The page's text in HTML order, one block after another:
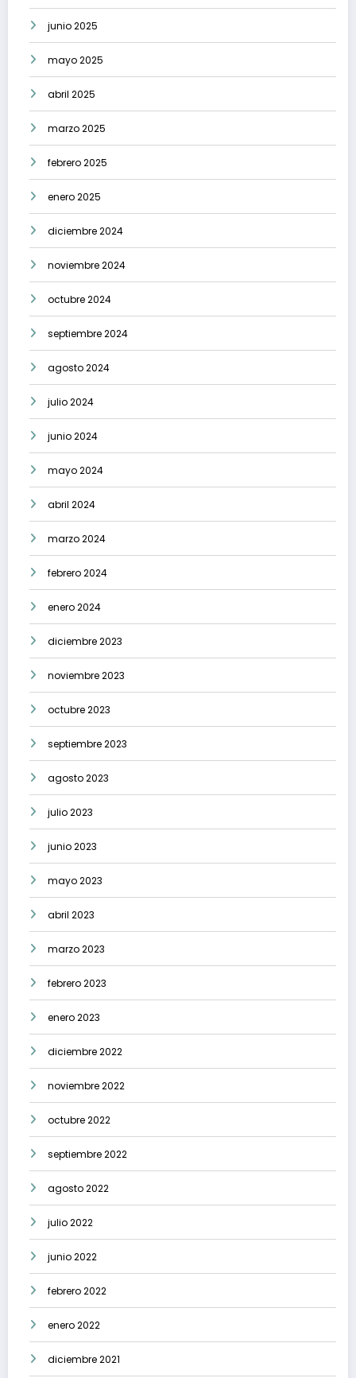
junio 2025
mayo 2025
abril 2025
marzo 2025
febrero 2025
enero 2025
diciembre 2024
noviembre 2024
octubre 2024
septiembre 2024
agosto 2024
julio 2024
junio 2024
mayo 2024
abril 2024
marzo 2024
febrero 2024
enero 2024
diciembre 2023
noviembre 2023
octubre 2023
septiembre 2023
agosto 2023
julio 2023
junio 2023
mayo 2023
abril 2023
marzo 2023
febrero 2023
enero 2023
diciembre 2022
noviembre 2022
octubre 2022
septiembre 2022
agosto 2022
julio 2022
junio 2022
febrero 2022
enero 2022
diciembre 2021